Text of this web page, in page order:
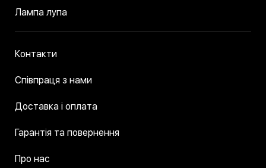
Лампа лупа
Контакти
Співпраця з нами
Доставка і оплата
Гарантія та повернення
Про нас